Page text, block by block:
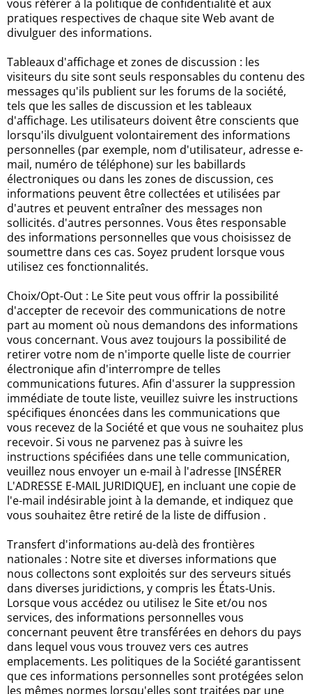
vous référer à la politique de confidentialité et aux
pratiques respectives de chaque site Web avant de
divulguer des informations.
Tableaux d'affichage et zones de discussion : les
visiteurs du site sont seuls responsables du contenu des
messages qu'ils publient sur les forums de la société,
tels que les salles de discussion et les tableaux
d'affichage. Les utilisateurs doivent être conscients que
lorsqu'ils divulguent volontairement des informations
personnelles (par exemple, nom d'utilisateur, adresse e-
mail, numéro de téléphone) sur les babillards
électroniques ou dans les zones de discussion, ces
informations peuvent être collectées et utilisées par
d'autres et peuvent entraîner des messages non
sollicités. d'autres personnes. Vous êtes responsable
des informations personnelles que vous choisissez de
soumettre dans ces cas. Soyez prudent lorsque vous
utilisez ces fonctionnalités.
Choix/Opt-Out : Le Site peut vous offrir la possibilité
d'accepter de recevoir des communications de notre
part au moment où nous demandons des informations
vous concernant. Vous avez toujours la possibilité de
retirer votre nom de n'importe quelle liste de courrier
électronique afin d'interrompre de telles
communications futures. Afin d'assurer la suppression
immédiate de toute liste, veuillez suivre les instructions
spécifiques énoncées dans les communications que
vous recevez de la Société et que vous ne souhaitez plus
recevoir. Si vous ne parvenez pas à suivre les
instructions spécifiées dans une telle communication,
veuillez nous envoyer un e-mail à l'adresse [INSÉRER
L'ADRESSE E-MAIL JURIDIQUE], en incluant une copie de
l'e-mail indésirable joint à la demande, et indiquez que
vous souhaitez être retiré de la liste de diffusion .
Transfert d'informations au-delà des frontières
nationales : Notre site et diverses informations que
nous collectons sont exploités sur des serveurs situés
dans diverses juridictions, y compris les États-Unis.
Lorsque vous accédez ou utilisez le Site et/ou nos
services, des informations personnelles vous
concernant peuvent être transférées en dehors du pays
dans lequel vous vous trouvez vers ces autres
emplacements. Les politiques de la Société garantissent
que ces informations personnelles sont protégées selon
les mêmes normes lorsqu'elles sont traitées par une